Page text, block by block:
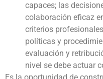
capaces; las
colaboración eficaz
criterios
políticas y
evaluación y
nivel se debe actuar